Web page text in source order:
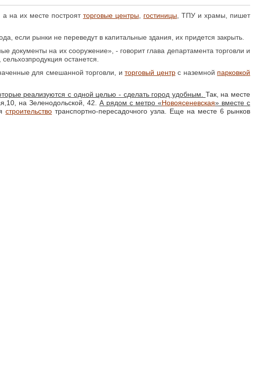
а на их месте построят торговые центры, гостиницы, ТПУ и храмы, пишет
если рынки не переведут в капитальные здания, их придется закрыть.
документы на их сооружение», - говорит глава департамента торговли и
останется.
для смешанной торговли, иторговый центрс наземной парковкой
реализуются с одной целью - сделать город удобным. Так, на месте
на Зеленодольской, 42.А рядом с метро «Новоясеневская» вместе с
строительство транспортно-пересадочного узла. Еще на месте 6 рынков